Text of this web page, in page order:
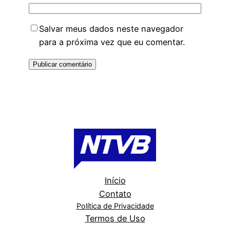
Salvar meus dados neste navegador
para a próxima vez que eu comentar.
Início
Contato
Política de Privacidade
Termos de Uso